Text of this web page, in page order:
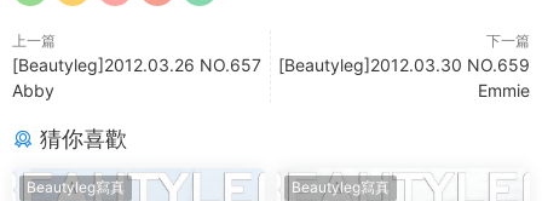
上一篇
[Beautyleg]2012.03.26 NO.657
Abby
下一篇
[Beautyleg]2012.03.30 NO.659
Emmie
猜你喜歡
Beautyleg寫真 Beautyleg寫真